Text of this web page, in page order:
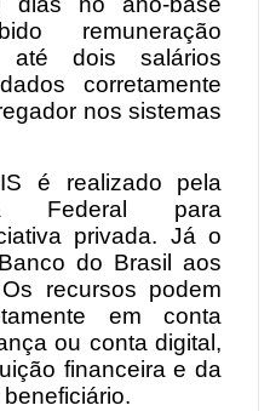
remuneração
dois salários
corretamente
nos sistemas
é realizado pela
Federal para
privada. Já o
do Brasil aos
recursos podem
em conta
ou conta digital,
financeira e da